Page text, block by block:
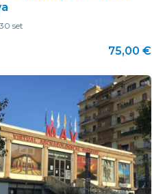
30 set
75,00 €